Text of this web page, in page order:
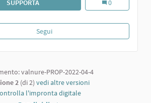
SUPPORTASMART UNIONE VALNURE VALCHERO
Smart Unione
0
Segui
valnure-PROP-2022-04-4
2 (di 2) vedi altre versioni
l'impronta digitale